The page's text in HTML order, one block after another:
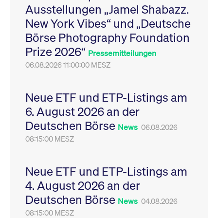
Ausstellungen „Jamel Shabazz.
New York Vibes“ und „Deutsche
Börse Photography Foundation
Prize 2026“ Pressemitteilungen
06.08.2026 11:00:00 MESZ
Neue ETF und ETP-Listings am
6. August 2026 an der
Deutschen Börse News 06.08.2026
08:15:00 MESZ
Neue ETF und ETP-Listings am
4. August 2026 an der
Deutschen Börse News 04.08.2026
08:15:00 MESZ
Leistung der Website
zu messen. Es handelt
sich um ein Muster-
Cookie, bei dem auf
das Präfix _pk_ses
eine kurze Reihe von
VISITOR_PRIVACY_METADATA
YouTube
.youtube.com
6
Monate
Dieses Cookie dient
Speicherung der
Einwilligungs- und
des Nutzers für ihre
Interaktion mit der
Sitzungen geehrt